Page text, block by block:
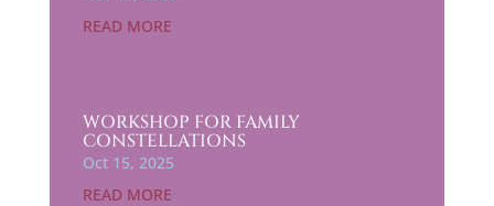
READ MORE
WORKSHOP FOR FAMILY
CONSTELLATIONS
Oct 15, 2025
READ MORE